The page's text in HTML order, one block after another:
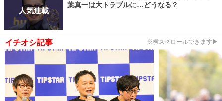
人気連載
葉真一は大トラブルに…どうなる？
イチオシ記事 ※横スクロールできます▶